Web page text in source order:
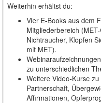
Weiterhin erhältst du:
Vier E-Books aus dem
Mitgliederbereich
Nichtraucher, Klopfen
mit MET).
zu unterschiedlichen
Weitere Video-Kurse
Partnerschaft,
Affirmationen,